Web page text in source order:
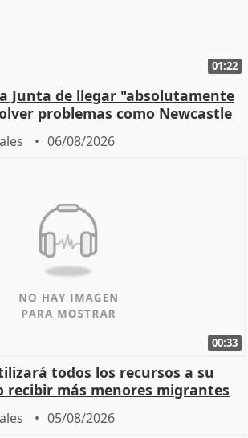
01:22
Junta de llegar "absolutamente
problemas como Newcastle
06/08/2026
00:33
todos los recursos a su
recibir más menores migrantes
05/08/2026